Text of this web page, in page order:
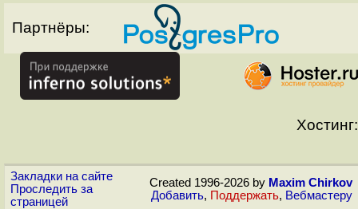
Партнёры:
Хостинг:
Закладки на сайте
Проследить за
страницей
Created 1996-2026 by Maxim Chirkov
Добавить, Поддержать, Вебмастеру